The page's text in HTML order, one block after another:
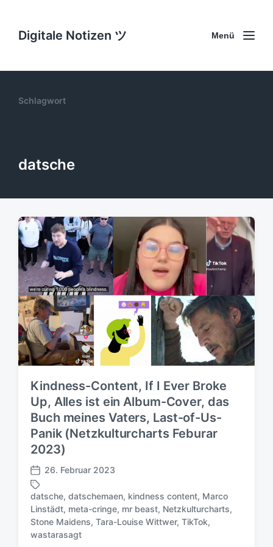
Digitale Notizen ツ Menü
Schlagwort
datsche
Kindness-Content, If I Ever Broke
Up, Alles ist ein Album-Cover, das
Buch meines Vaters, Last-of-Us-
Panik (Netzkulturcharts Feburar
2023)
V
e
r
ö
f
f
26. Februar 2023
S
datsche, datschemaen, kindness content, Marco
Linstädt, meta-cringe, mr beast, Netzkulturcharts,
Stone Maidens, Tara-Louise Wittwer, TikTok,
wastarasagt